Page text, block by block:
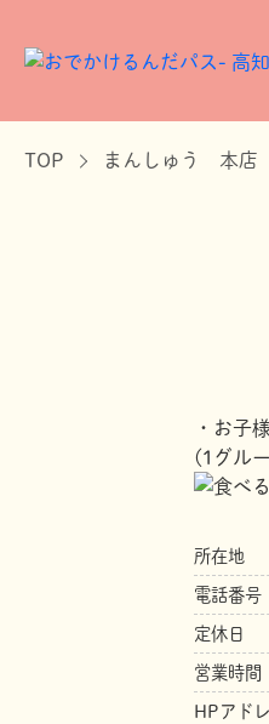
TOP まんしゅう 本店
・お子
(1グル
所在地
電話番号
定休日
営業時間
HPアド